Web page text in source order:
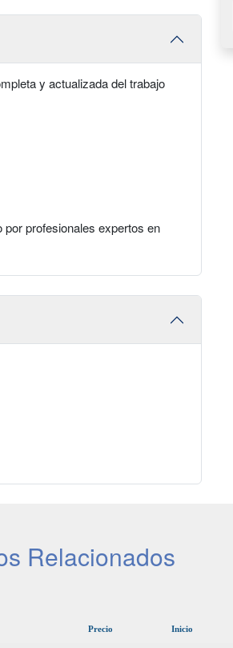
y actualizada del trabajo
profesionales expertos en
Relacionados
Precio Inicio